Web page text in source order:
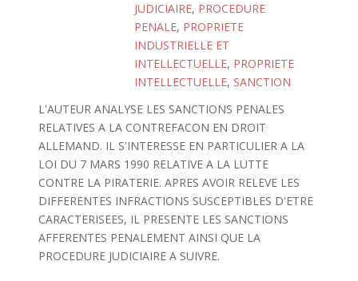
JUDICIAIRE, PROCEDURE
PENALE, PROPRIETE
INDUSTRIELLE ET
INTELLECTUELLE, PROPRIETE
INTELLECTUELLE, SANCTION
L'AUTEUR ANALYSE LES SANCTIONS PENALES
RELATIVES A LA CONTREFACON EN DROIT
ALLEMAND. IL S'INTERESSE EN PARTICULIER A LA
LOI DU 7 MARS 1990 RELATIVE A LA LUTTE
CONTRE LA PIRATERIE. APRES AVOIR RELEVE LES
DIFFERENTES INFRACTIONS SUSCEPTIBLES D'ETRE
CARACTERISEES, IL PRESENTE LES SANCTIONS
AFFERENTES PENALEMENT AINSI QUE LA
PROCEDURE JUDICIAIRE A SUIVRE.